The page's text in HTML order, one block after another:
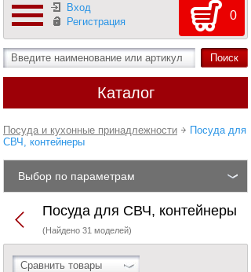
Вход
Регистрация
0
Каталог
Посуда и кухонные принадлежности
Посуда для
СВЧ, контейнеры
Выбор по параметрам
Посуда для СВЧ, контейнеры
(Найдено 31 моделей)
Сравнить товары